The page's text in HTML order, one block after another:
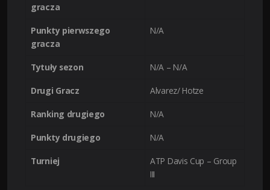
gracza
Punkty pierwszego
gracza
N/A
Tytuły sezon N/A – N/A
Drugi Gracz Alvarez/ Hotze
Ranking drugiego N/A
Punkty drugiego N/A
Turniej
ATP Davis Cup – Group
III